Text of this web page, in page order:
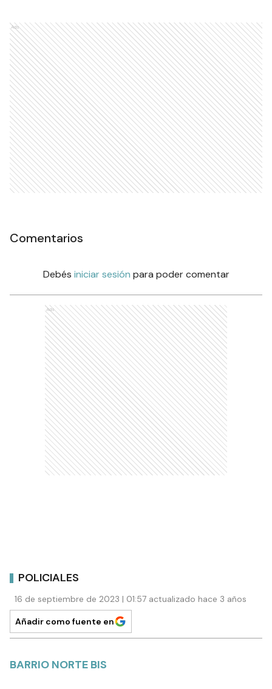
Ads
Comentarios
Debés iniciar sesión para poder comentar
Ads
POLICIALES
16 de septiembre de 2023 | 01:57 actualizado hace 3 años
Añadir como fuente en
BARRIO NORTE BIS